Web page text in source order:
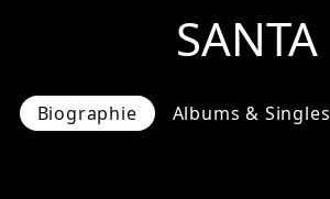
SANTA
Biographie Albums & Singles